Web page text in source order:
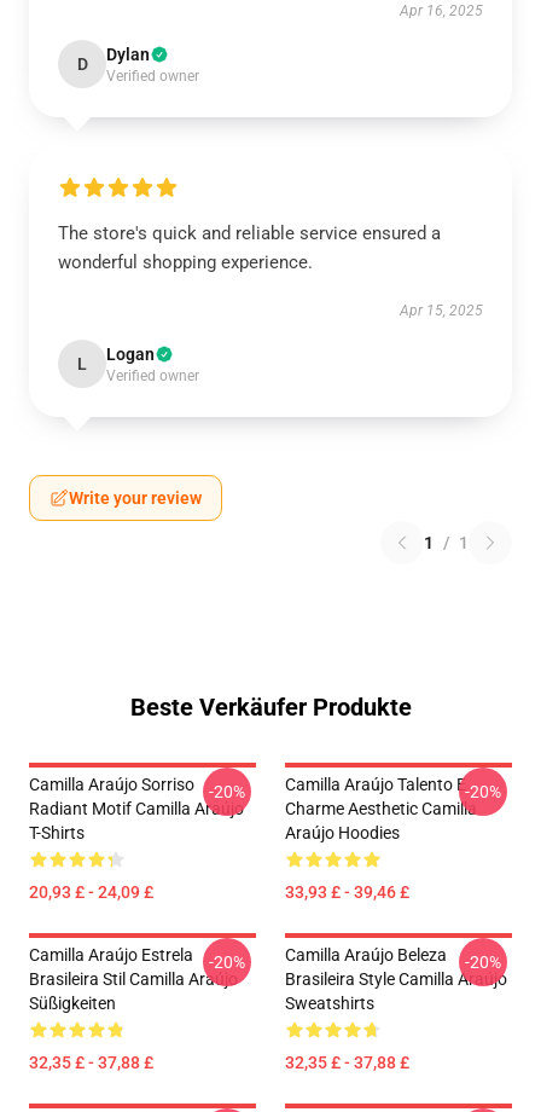
Apr 16, 2025
D Dylan
Verified owner
The store's quick and reliable service ensured a
wonderful shopping experience.
Apr 15, 2025
L Logan
Verified owner
Write your review
1 / 1
Beste Verkäufer Produkte
Camilla Araújo Sorriso
Radiant Motif Camilla Araújo
T-Shirts
20,93 £ - 24,09 £
-20%
Camilla Araújo Talento E
Charme Aesthetic Camilla
Araújo Hoodies
33,93 £ - 39,46 £
-20%
Camilla Araújo Estrela
Brasileira Stil Camilla Araújo
Süßigkeiten
32,35 £ - 37,88 £
-20%
Camilla Araújo Beleza
Brasileira Style Camilla Araújo
Sweatshirts
32,35 £ - 37,88 £
-20%